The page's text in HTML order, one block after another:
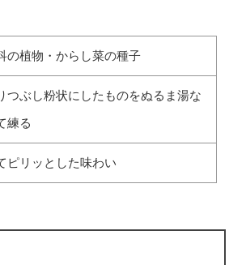
の植物・からし菜の種子
つぶし粉状にしたものをぬるま湯な
練る
ピリッとした味わい